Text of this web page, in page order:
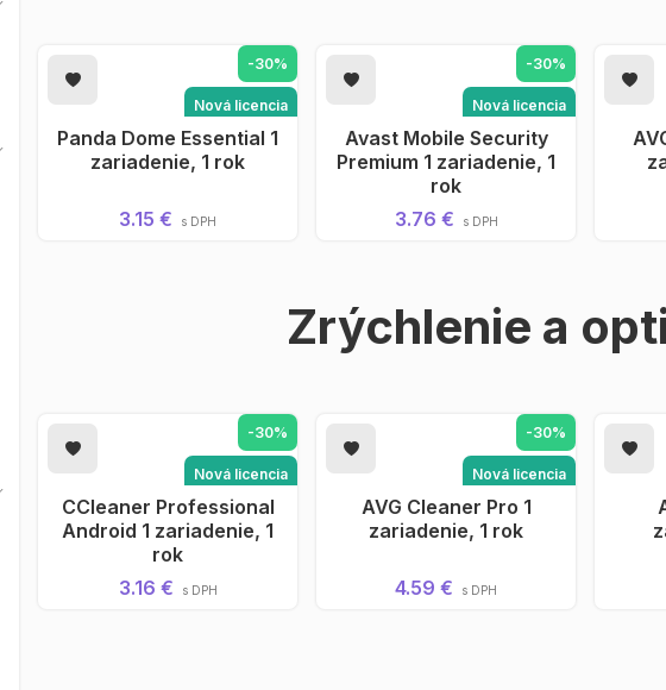
-30%
Nová licencia
PRIDAŤ DO KOŠÍKA
Panda Dome Essential 1
zariadenie, 1 rok
3.15 € s DPH
-30%
Nová licencia
Android
PRIDAŤ DO KOŠÍKA
Avast Mobile Security
Premium 1 zariadenie, 1
rok
3.76 €
s DPH
Zrýchlenie a
-30%
Nová licencia
Android
PRIDAŤ DO KOŠÍKA
CCleaner Professional
Android 1 zariadenie, 1
rok
3.16 €
s DPH
-30%
Nová licencia
Android
PRIDAŤ DO KOŠÍKA
AVG Cleaner Pro 1
zariadenie, 1 rok
4.59 € s DPH